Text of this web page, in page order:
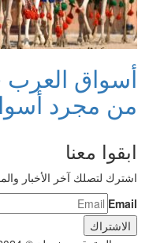
أسواق العرب
من مجرد أسواق
ابقوا معنا
اشترك لتصلك آخر الأخبار
Email